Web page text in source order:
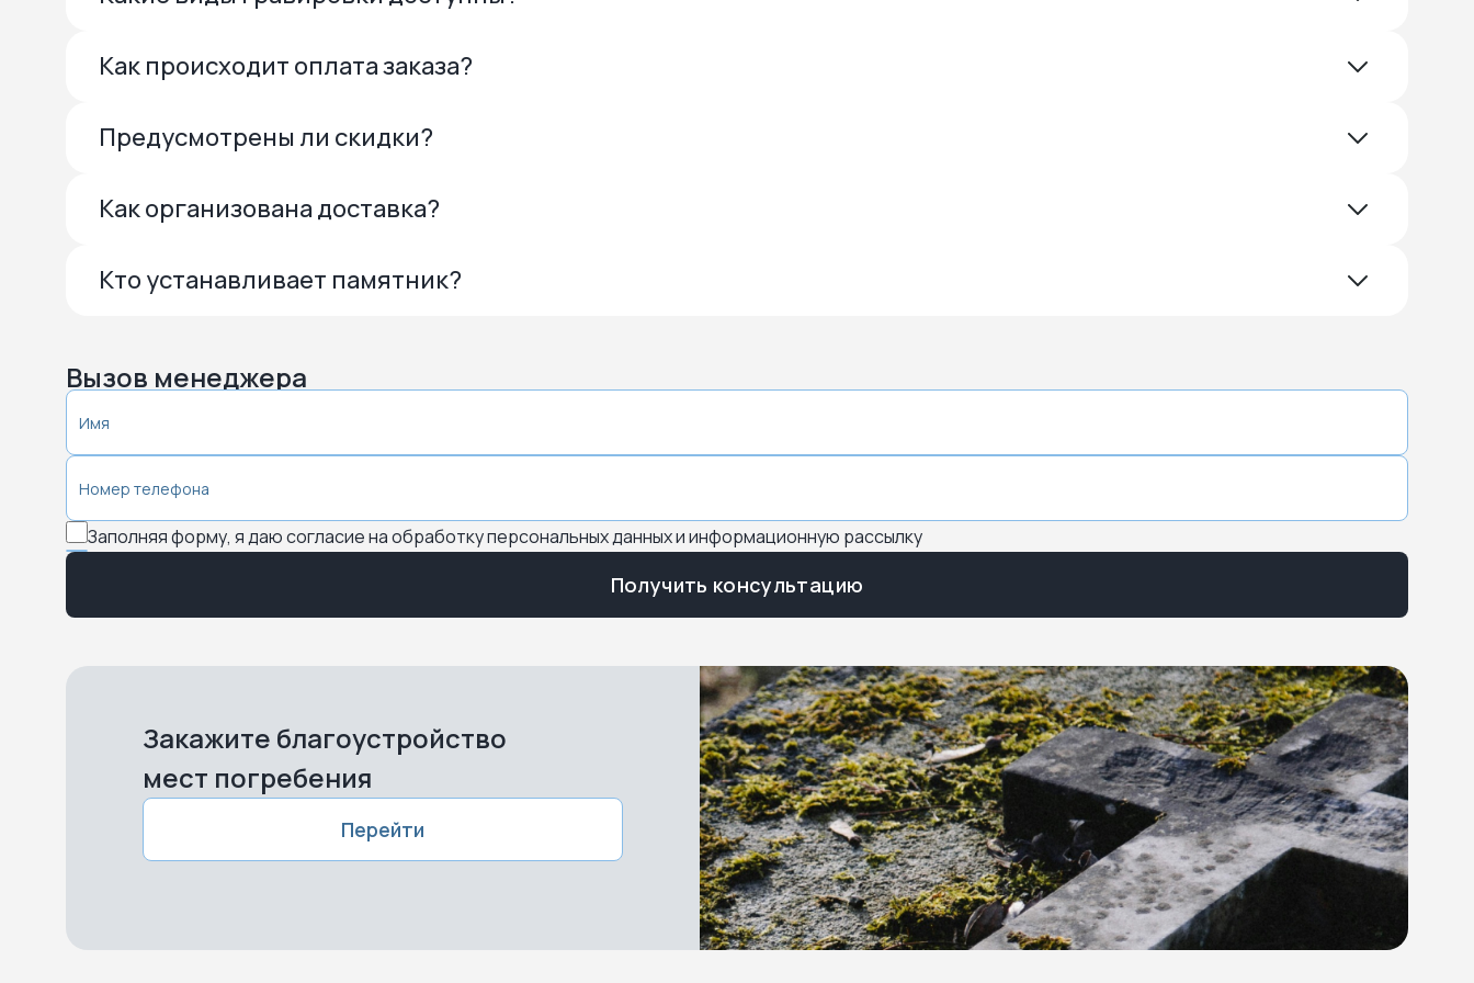
Как происходит оплата заказа?
Предусмотрены ли скидки?
Как организована доставка?
Кто устанавливает памятник?
Вызов менеджера
Заполняя форму, я даю согласие на обработку персональных данных и информационную рассылку
Получить консультацию
Закажите благоустройство
мест погребения
Перейти